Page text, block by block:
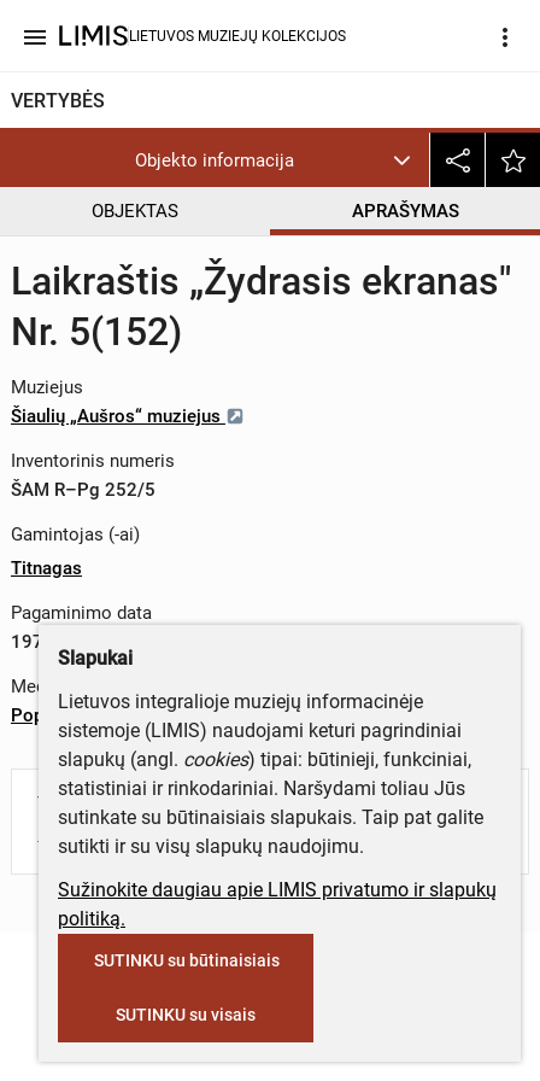
menu LIETUVOS MUZIEJŲ KOLEKCIJOS more_vert
VERTYBĖS
Objekto informacija
OBJEKTAS APRAŠYMAS
Laikraštis „Žydrasis ekranas"
Nr. 5(152)
Muziejus
Šiaulių „Aušros“ muziejus
Inventorinis numeris
ŠAM R–Pg 252/5
Gamintojas (-ai)
Titnagas
Pagaminimo data
1973 m.
Medžiagos
Popierius
Turite daugiau informacijos apie objektą?
Parašykite mums!
Slapukai
Lietuvos integralioje muziejų informacinėje
sistemoje (LIMIS) naudojami keturi pagrindiniai
slapukų (angl. cookies) tipai: būtinieji, funkciniai,
statistiniai ir rinkodariniai. Naršydami toliau Jūs
sutinkate su būtinaisiais slapukais. Taip pat galite
sutikti ir su visų slapukų naudojimu.
Sužinokite daugiau apie LIMIS privatumo ir slapukų
politiką.
SUTINKU su būtinaisiais
SUTINKU su visais